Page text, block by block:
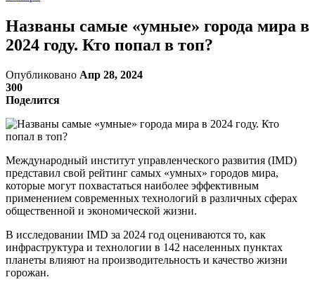
Названы самые «умные» города мира в
2024 году. Кто попал в топ?
Опубликовано Апр 28, 2024
300
Поделится
Международный институт управленческого развития (IMD)
представил свой рейтинг самых «умных» городов мира,
которые могут похвастаться наиболее эффективным
применением современных технологий в различных сферах
общественной и экономической жизни.
В исследовании IMD за 2024 год оцениваются то, как
инфраструктура и технологии в 142 населенных пунктах
планеты влияют на производительность и качество жизни
горожан.